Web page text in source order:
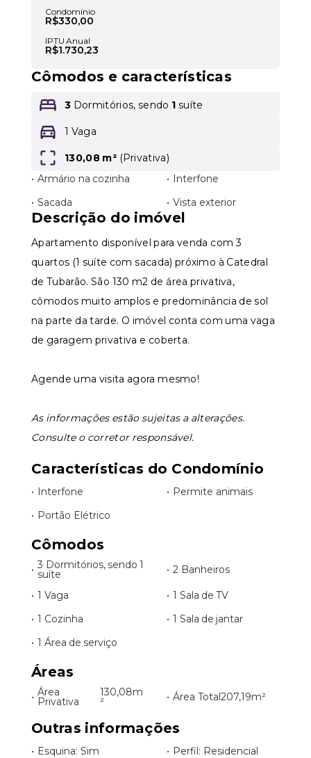
Condomínio
R$330,00
IPTU Anual
R$1.730,23
Cômodos e características
3 Dormitórios, sendo 1 suíte
1 Vaga
130,08 m² (Privativa)
• Armário na cozinha • Interfone
• Sacada • Vista exterior
Descrição do imóvel
Apartamento disponível para venda com 3
quartos (1 suíte com sacada) próximo à Catedral
de Tubarão. São 130 m2 de área privativa,
cômodos muito amplos e predominância de sol
na parte da tarde. O imóvel conta com uma vaga
de garagem privativa e coberta.
Agende uma visita agora mesmo!
As informações estão sujeitas a alterações.
Consulte o corretor responsável.
Características do Condomínio
• Interfone • Permite animais
• Portão Elétrico
Cômodos
• 3 Dormitórios, sendo 1
suíte • 2 Banheiros
• 1 Vaga • 1 Sala de TV
• 1 Cozinha • 1 Sala de jantar
• 1 Área de serviço
Áreas
• Área
Privativa
130,08m
² • Área Total207,19m²
Outras informações
• Esquina: Sim • Perfil: Residencial